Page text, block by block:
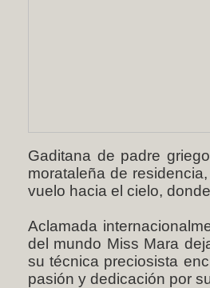
Gaditana de padre
morataleña de
vuelo hacia el cielo,
Aclamada
del mundo Miss Mara
su técnica preciosista
pasión y dedicación por